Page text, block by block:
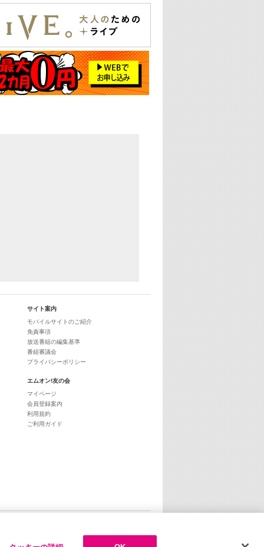
サイト案内
モバイルサイトのご紹介
免責事項
放送番組の編集基準
番組審議会
プライバシーポリシー
エムオン!友の会
マイページ
会員登録案内
利用規約
ご利用ガイド